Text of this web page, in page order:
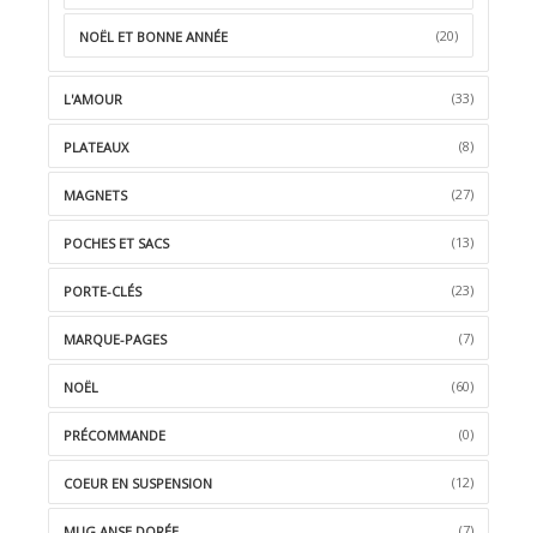
NOËL ET BONNE ANNÉE (20)
L'AMOUR (33)
PLATEAUX (8)
MAGNETS (27)
POCHES ET SACS (13)
PORTE-CLÉS (23)
MARQUE-PAGES (7)
NOËL (60)
PRÉCOMMANDE (0)
COEUR EN SUSPENSION (12)